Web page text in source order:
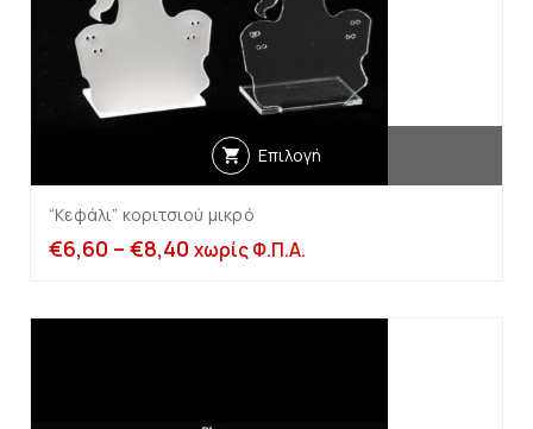
Επιλογή
“Κεφάλι” κοριτσιού μικρό
€6,60 – €8,40 χωρίς Φ.Π.Α.